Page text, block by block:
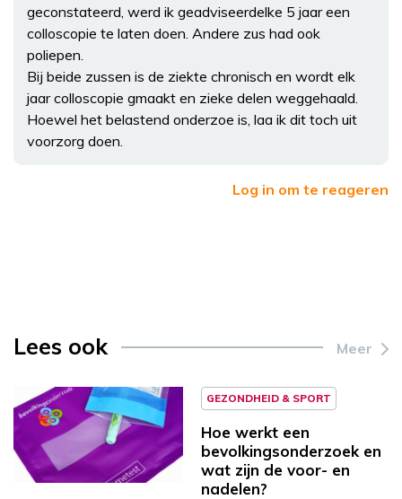
geconstateerd, werd ik geadviseerdelke 5 jaar een
colloscopie te laten doen. Andere zus had ook
poliepen.
Bij beide zussen is de ziekte chronisch en wordt elk
jaar colloscopie gmaakt en zieke delen weggehaald.
Hoewel het belastend onderzoe is, laa ik dit toch uit
voorzorg doen.
Log in om te reageren
Lees ook Meer
GEZONDHEID & SPORT
Hoe werkt een
bevolkingsonderzoek en
wat zijn de voor- en
nadelen?